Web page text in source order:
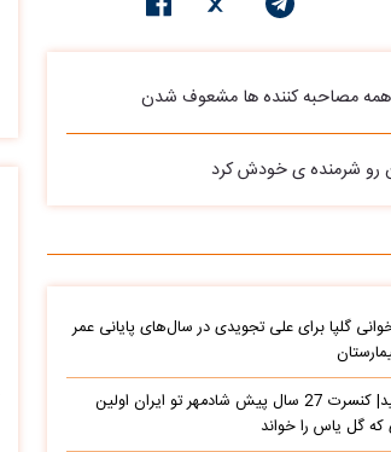
همه مصاحبه کننده ها مشعوف شدن
رو شرمنده ی خودش کرد
گلپا برای علی تجویدی در سال‌های پایانی عمر
ببینید| کنسرت 27 سال پیش شادمهر تو ایران اولین
که گل یاس را خواند